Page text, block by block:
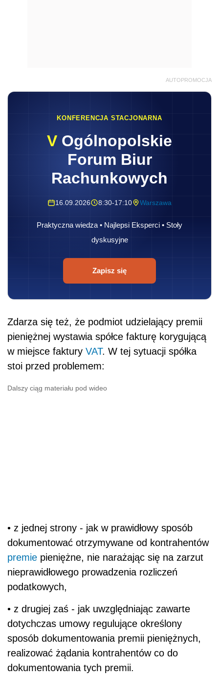
AUTOPROMOCJA
KONFERENCJA STACJONARNA
V Ogólnopolskie
Forum Biur
Rachunkowych
16.09.2026 8:30-17:10 Warszawa
Praktyczna wiedza • Najlepsi Eksperci • Stoły
dyskusyjne
Zapisz się
Zdarza się też, że podmiot udzielający premii
pieniężnej wystawia spółce fakturę korygującą
w miejsce faktury VAT. W tej sytuacji spółka
stoi przed problemem:
Dalszy ciąg materiału pod wideo
• z jednej strony - jak w prawidłowy sposób
dokumentować otrzymywane od kontrahentów
premie pieniężne, nie narażając się na zarzut
nieprawidłowego prowadzenia rozliczeń
podatkowych,
• z drugiej zaś - jak uwzględniając zawarte
dotychczas umowy regulujące określony
sposób dokumentowania premii pieniężnych,
realizować żądania kontrahentów co do
dokumentowania tych premii.